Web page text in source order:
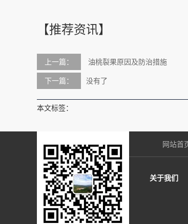
【推荐资讯】
上一篇： 油桃裂果原因及防治措施
下一篇： 没有了
本文标签：
网站首
关于我们